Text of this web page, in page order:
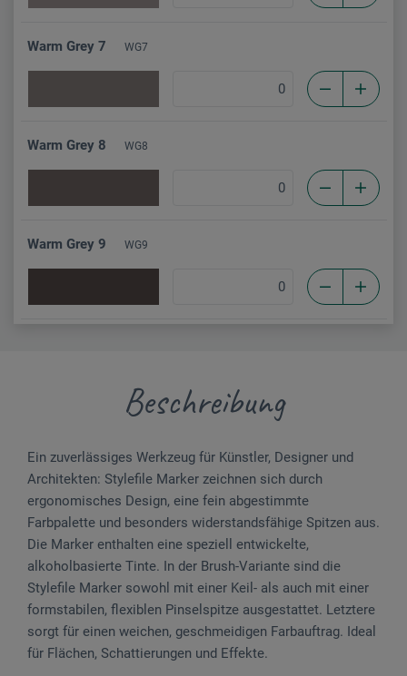
Warm Grey 7 WG7
Warm Grey 8 WG8
Warm Grey 9 WG9
Beschreibung
Ein zuverlässiges Werkzeug für Künstler, Designer und
Architekten: Stylefile Marker zeichnen sich durch
ergonomisches Design, eine fein abgestimmte
Farbpalette und besonders widerstandsfähige Spitzen aus.
Die Marker enthalten eine speziell entwickelte,
alkoholbasierte Tinte. In der Brush-Variante sind die
Stylefile Marker sowohl mit einer Keil- als auch mit einer
formstabilen, flexiblen Pinselspitze ausgestattet. Letztere
sorgt für einen weichen, geschmeidigen Farbauftrag. Ideal
für Flächen, Schattierungen und Effekte.